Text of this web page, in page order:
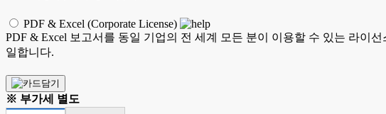
PDF & Excel (Corporate License)
PDF & Excel 보고서를 동일 기업의 전 세계 모든 분이 이용할 수 있는 라이
일합니다.
※ 부가세 별도